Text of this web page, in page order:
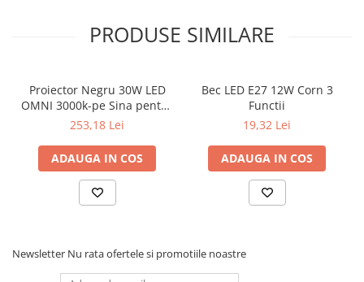
PRODUSE SIMILARE
Proiector Negru 30W LED
OMNI 3000k-pe Sina pentru
Display Magazin
253,18 Lei
ADAUGA IN COS
Bec LED E27 12W Corn 3
Functii
19,32 Lei
ADAUGA IN COS
Newsletter Nu rata ofertele si promotiile noastre